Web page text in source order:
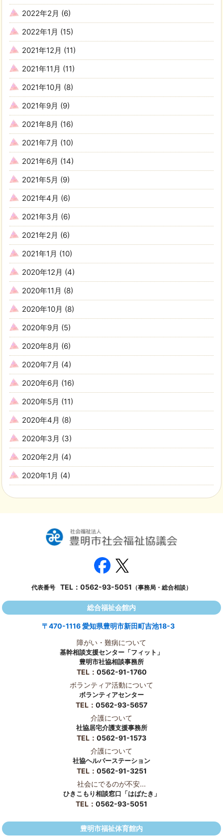
2022年2月 (6)
2022年1月 (15)
2021年12月 (11)
2021年11月 (11)
2021年10月 (8)
2021年9月 (9)
2021年8月 (16)
2021年7月 (10)
2021年6月 (14)
2021年5月 (9)
2021年4月 (6)
2021年3月 (6)
2021年2月 (6)
2021年1月 (10)
2020年12月 (4)
2020年11月 (8)
2020年10月 (8)
2020年9月 (5)
2020年8月 (6)
2020年7月 (4)
2020年6月 (16)
2020年5月 (11)
2020年4月 (8)
2020年3月 (3)
2020年2月 (4)
2020年1月 (4)
代表番号 TEL： 0562-93-5051 （事務局・総合相談）
総合福祉会館内
〒470-1116 愛知県豊明市新田町吉池18-3
障がい・難病について
基幹相談支援センター「フィット」
豊明市社協相談事務所
TEL： 0562-91-1760
ボランティア活動について
ボランティアセンター
TEL： 0562-93-5657
介護について
社協居宅介護支援事務所
TEL： 0562-91-1573
介護について
社協ヘルパーステーション
TEL： 0562-91-3251
社会にでるのが不安...
ひきこもり相談窓口「はばたき」
TEL： 0562-93-5051
豊明市福祉体育館内